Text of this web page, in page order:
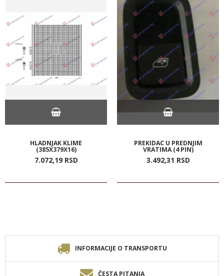
HLADNJAK KLIME
(385X379X16)
7.072,19 RSD
PREKIDAC U PREDNJIM
VRATIMA (4 PIN)
3.492,31 RSD
INFORMACIJE O TRANSPORTU
ČESTA PITANJA